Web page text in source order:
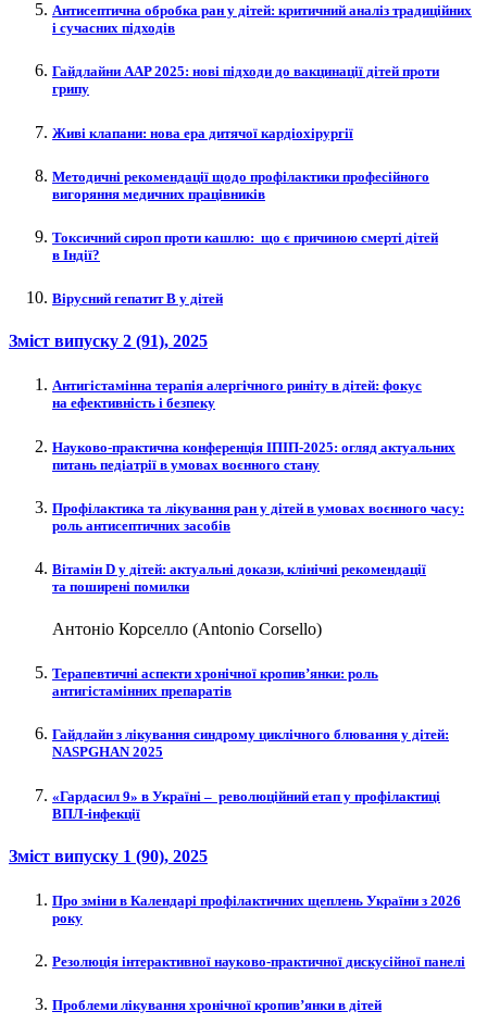
Антисептична обробка ран у дітей: критичний аналіз традиційних
і сучасних підходів
Гайдлайни AAP 2025: нові підходи до вакцинації дітей проти
грипу
Живі клапани: нова ера дитячої кардіохірургії
Методичні рекомендації щодо профілактики професійного
вигоряння медичних працівників
Токсичний сироп проти кашлю: що є причиною смерті дітей
в Індії?
Вірусний гепатит В у дітей
Зміст випуску 2 (91), 2025
Антигістамінна терапія алергічного риніту в дітей: фокус
на ефективність і безпеку
Науково-практична конференція ІПІП‑2025: огляд актуальних
питань педіатрії в умовах воєнного стану
Профілактика та лікування ран у дітей в умовах воєнного часу:
роль антисептичних засобів
Вітамін D у дітей: актуальні докази, клінічні рекомендації
та поширені помилки
Антоніо Корселло (Antonio Corsello)
Терапевтичні аспекти хронічної кропив’янки: роль
антигістамінних препаратів
Гайдлайн з лікування синдрому циклічного блювання у дітей:
NASPGHAN 2025
«Гардасил 9» в Україні – ​ революційний етап у профілактиці
ВПЛ-інфекції
Зміст випуску 1 (90), 2025
Про зміни в Календарі профілактичних щеплень України з 2026
року
Резолюція інтерактивної науково‑практичної дискусійної панелі
Проблеми лікування хронічної кропив’янки в дітей